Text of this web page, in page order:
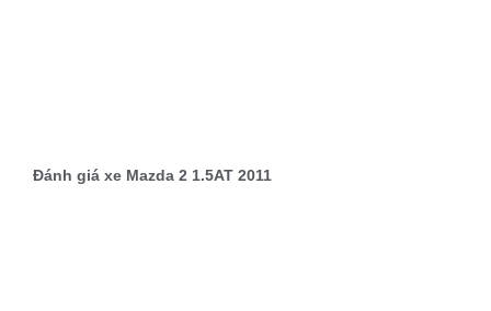
Đánh giá xe Mazda 2 1.5AT 2011